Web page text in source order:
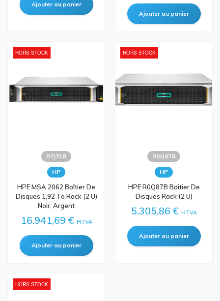
HORS STOCK
R7J71B
HP
HPE MSA 2062 Boîtier De
Disques 1,92 To Rack (2 U)
Noir, Argent
16.941,69 € HTVA
HORS STOCK
R0Q87B
HP
HPE R0Q87B Boîtier De
Disques Rack (2 U)
5.305,86 € HTVA
HORS STOCK